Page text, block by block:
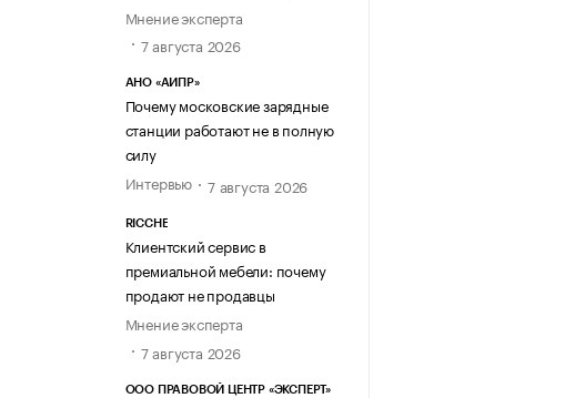
Мнение эксперта
7 августа 2026
АНО «АИПР»
Почему московские зарядные
станции работают не в полную
силу
Интервью
7 августа 2026
RICCHE
Клиентский сервис в
премиальной мебели: почему
продают не продавцы
Мнение эксперта
7 августа 2026
ООО ПРАВОВОЙ ЦЕНТР «ЭКСПЕРТ»